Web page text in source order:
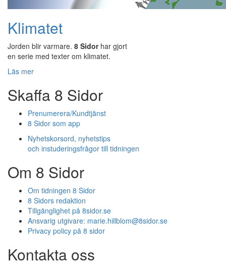
Klimatet
Jorden blir varmare. 8 Sidorhar gjort
en serie med texter om klimatet.
Läs mer
Skaffa 8 Sidor
Prenumerera/Kundtjänst
8 Sidor som app
Nyhetskorsord, nyhetstips
och instuderingsfrågor till tidningen
Om 8 Sidor
Om tidningen 8 Sidor
8 Sidors redaktion
Tillgänglighet på 8sidor.se
Ansvarig utgivare: marie.hillblom@8sidor.se
Privacy policy på 8 sidor
Kontakta oss